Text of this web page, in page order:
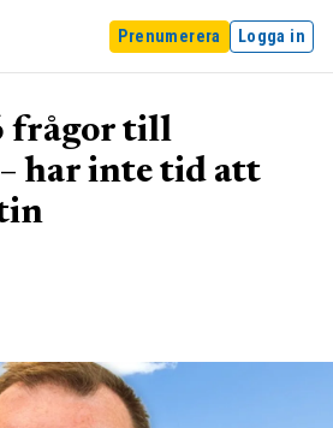
Prenumerera Logga in
frågor till
har inte tid att